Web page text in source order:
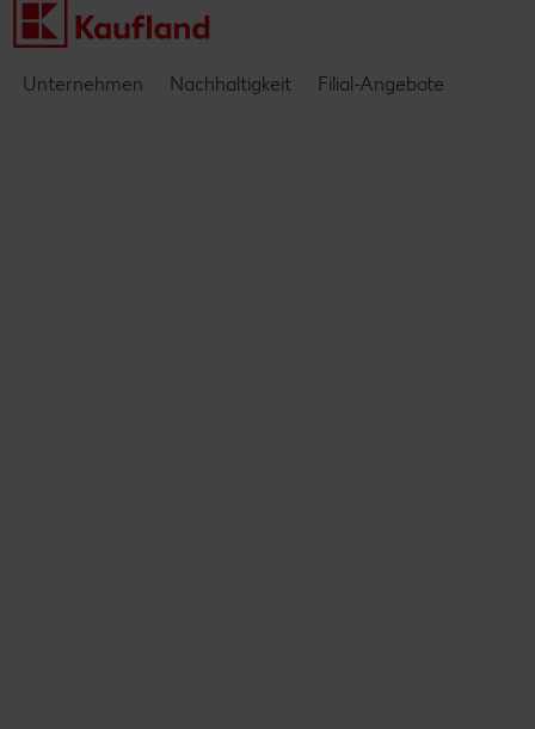
Unternehmen Nachhaltigkeit Filial-Angebote